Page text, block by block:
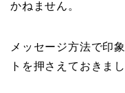
かねません。
メッセージ方法で印
トを押さえておきまし